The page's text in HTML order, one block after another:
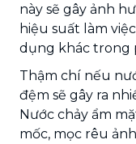
này sẽ gây ảnh
hiệu suất làm
dụng khác trong
Thậm chí nếu
đệm sẽ gây ra
Nước chảy ẩm
mốc, mọc rêu